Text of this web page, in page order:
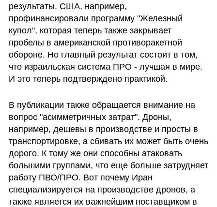
результаты. США, например,
профинансировали программу "Железный
купол", которая теперь также закрывает
пробелы в американской противоракетной
обороне. Но главный результат состоит в том,
что израильская система ПРО - лучшая в мире.
И это теперь подтверждено практикой.
В публикации также обращается внимание на
вопрос "асимметричных затрат". Дроны,
например, дешевы в производстве и просты в
транспортировке, а сбивать их может быть очень
дорого. К тому же они способны атаковать
большими группами, что еще больше затрудняет
работу ПВО/ПРО. Вот почему Иран
специализируется на производстве дронов, а
также является их важнейшим поставщиком в